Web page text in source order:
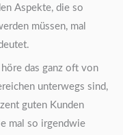
Aspekte, die so
müssen, mal
höre das ganz oft von
unterwegs sind,
guten Kunden
mal so irgendwie